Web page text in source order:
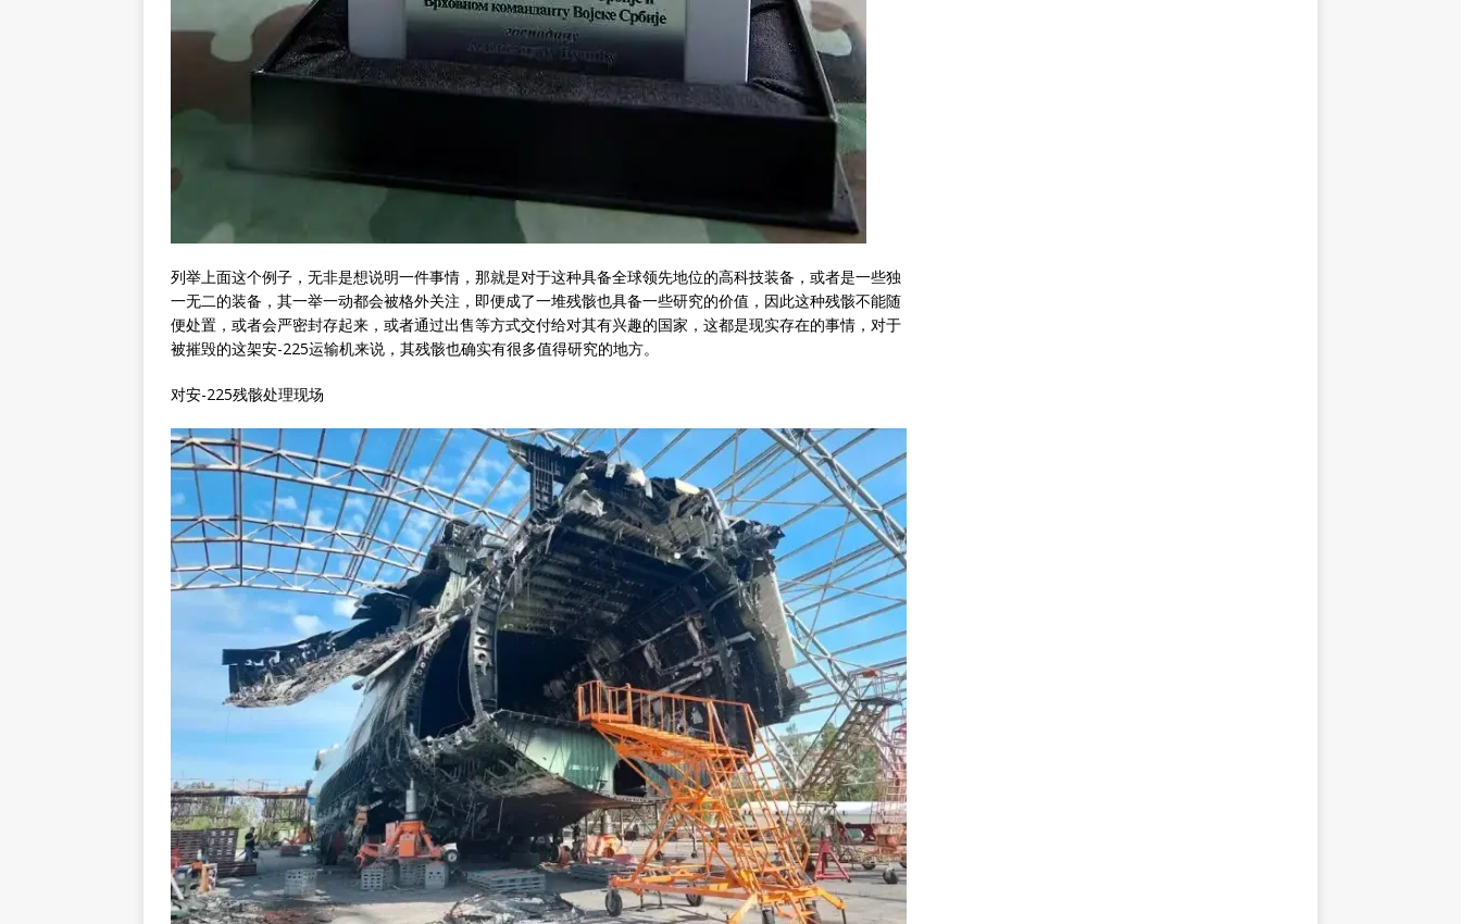
列举上面这个例子，无非是想说明一件事情，那就是对于这种具备全球领先地位的高科技装备，或者是一些独
一无二的装备，其一举一动都会被格外关注，即便成了一堆残骸也具备一些研究的价值，因此这种残骸不能随
便处置，或者会严密封存起来，或者通过出售等方式交付给对其有兴趣的国家，这都是现实存在的事情，对于
被摧毁的这架安-225运输机来说，其残骸也确实有很多值得研究的地方。
对安-225残骸处理现场